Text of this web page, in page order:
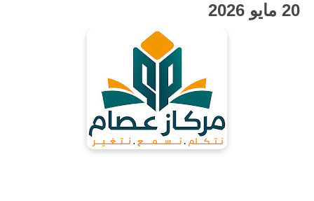
20 مايو 2026